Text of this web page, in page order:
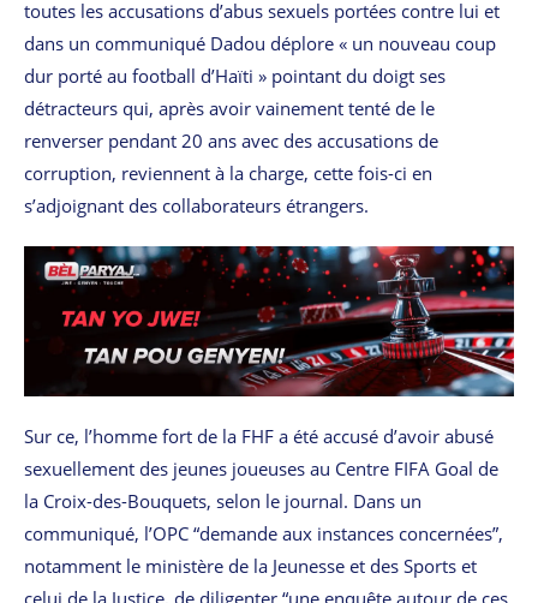
toutes les accusations d’abus sexuels portées contre lui et
dans un communiqué Dadou déplore « un nouveau coup
dur porté au football d’Haïti » pointant du doigt ses
détracteurs qui, après avoir vainement tenté de le
renverser pendant 20 ans avec des accusations de
corruption, reviennent à la charge, cette fois-ci en
s’adjoignant des collaborateurs étrangers.
Sur ce, l’homme fort de la FHF a été accusé d’avoir abusé
sexuellement des jeunes joueuses au Centre FIFA Goal de
la Croix-des-Bouquets, selon le journal. Dans un
communiqué, l’OPC “demande aux instances concernées”,
notamment le ministère de la Jeunesse et des Sports et
celui de la Justice, de diligenter “une enquête autour de ces